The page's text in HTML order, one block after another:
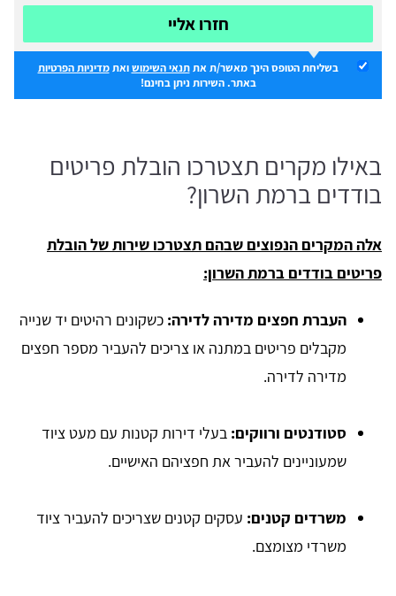
חזרו אליי
בשליחת הטופס הינך מאשר/ת אתתנאי השימושואתמדיניות הפרטיות
באתר. השירות ניתן בחינם!
באילו מקרים תצטרכו הובלת פריטים
בודדים ברמת השרון?
אלה המקרים הנפוצים שבהם תצטרכו שירות של הובלת
פריטים בודדים ברמת השרון:
העברת חפצים מדירה לדירה: כשקונים רהיטים יד שנייה
מקבלים פריטים במתנה או צריכים להעביר מספר חפצים
מדירה לדירה.
סטודנטים ורווקים: בעלי דירות קטנות עם מעט ציוד
שמעוניינים להעביר את חפציהם האישיים.
משרדים קטנים: עסקים קטנים שצריכים להעביר ציוד
משרדי מצומצם.